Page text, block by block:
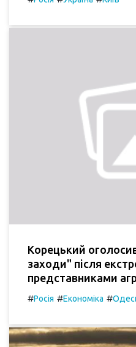
Корецький
заходи" після
представниками
#Росія #Економіка #